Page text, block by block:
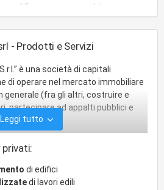
edifici
- Prodotti e Servizi
è una società di capitali
di operare nel mercato immobiliare
generale (fra gli altri, costruire e
partecipare ad appalti pubblici e
Leggi tutto
di edifici
di lavori edili